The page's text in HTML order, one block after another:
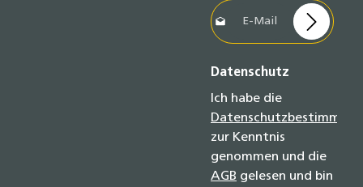
E-Mail-Adresse*
Datenschutz
Ich habe die
zur Kenntnis
genommen und die
AGB gelesen und bin